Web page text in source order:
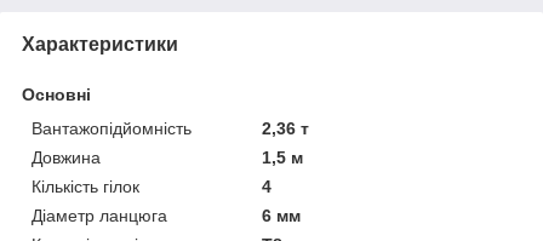
Характеристики
Основні
Вантажопідйомність
2,36 т
Довжина
1,5 м
Кількість гілок
4
Діаметр ланцюга
6 мм